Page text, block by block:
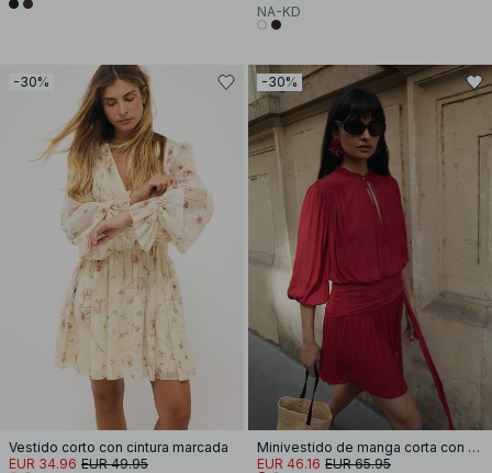
NA-KD
-30%
Vestido corto con cintura marcada
EUR 34.96 EUR 49.95
-30%
Minivestido de manga corta con cintura atada
EUR 46.16 EUR 65.95